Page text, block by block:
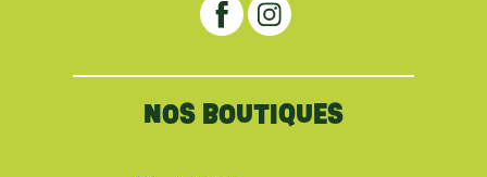
NOS BOUTIQUES